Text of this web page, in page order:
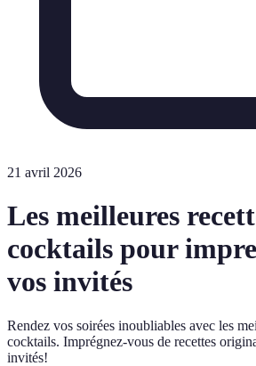
21 avril 2026
Les meilleures
cocktails pour
vos invités
Rendez vos soirées inoubliables avec les
cocktails. Imprégnez-vous de recettes
invités!